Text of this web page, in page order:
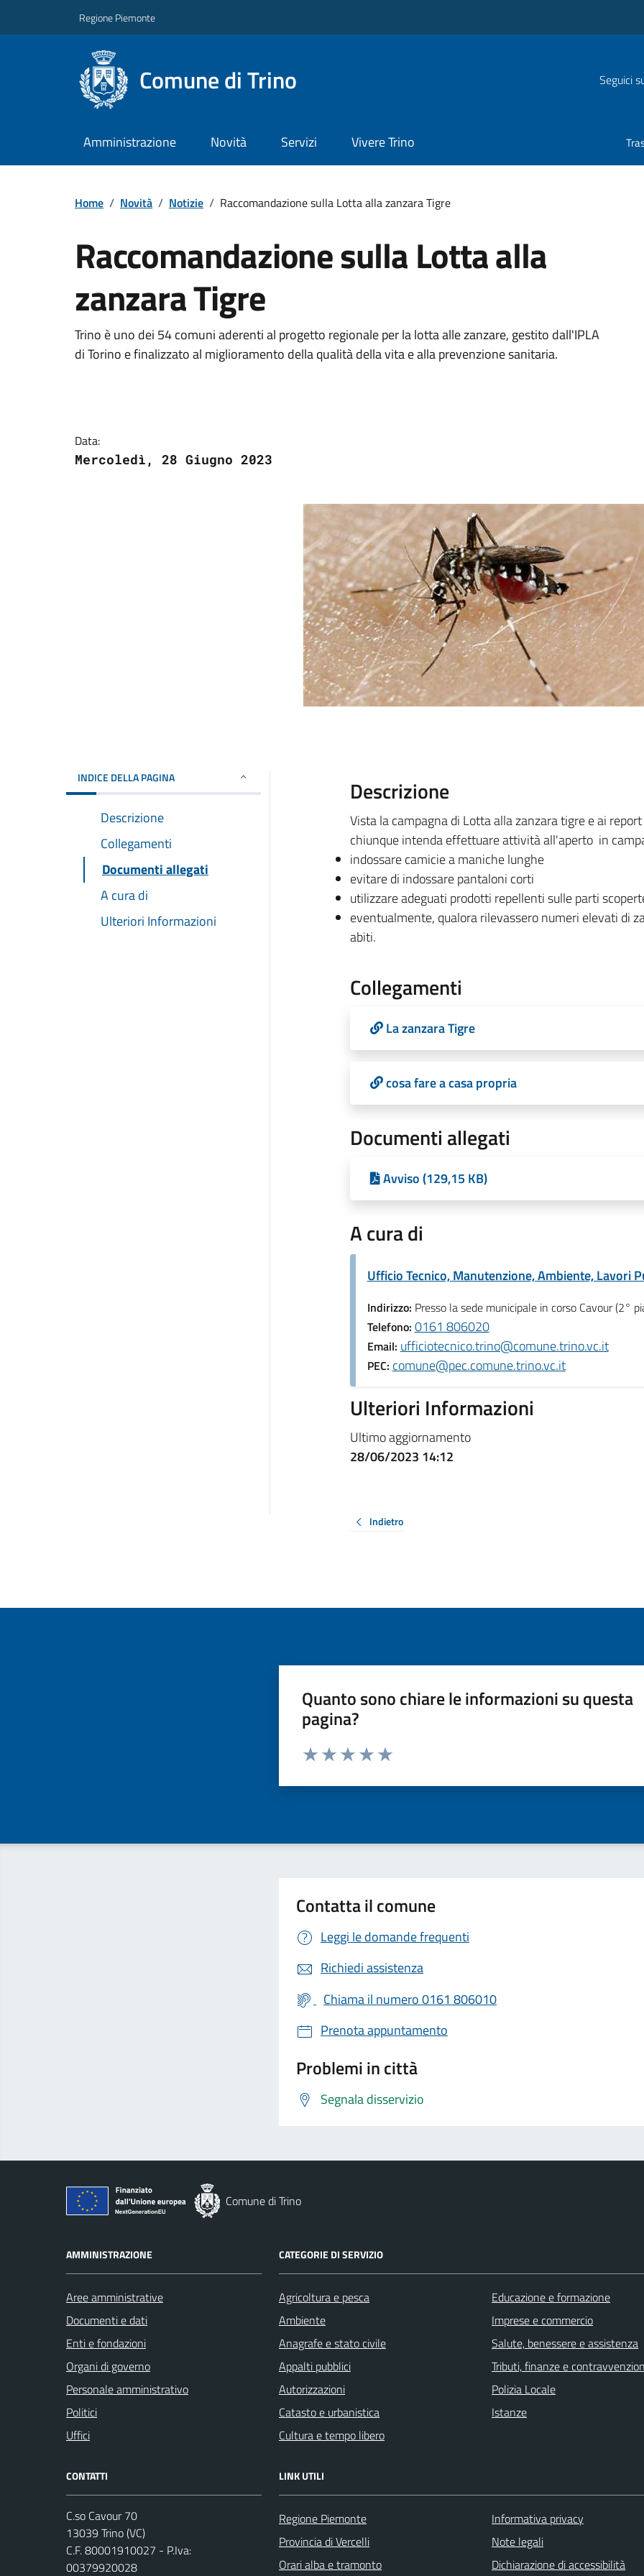
Regione Piemonte
Comune di Trino Seguici
Amministrazione Novità Servizi Vivere Trino
Home / Novità / Notizie / Raccomandazione sulla Lotta alla zanzara Tigre
Raccomandazione sulla Lotta alla
zanzara Tigre
Trino è uno dei 54 comuni aderenti al progetto regionale per la lotta alle zanzare, gestito dall'IPLA
di Torino e finalizzato al miglioramento della qualità della vita e alla prevenzione sanitaria.
Data:
Mercoledì, 28 Giugno 2023
INDICE DELLA PAGINA
Descrizione
Collegamenti
Documenti allegati
A cura di
Ulteriori Informazioni
Descrizione
Vista la campagna di Lotta alla zanzara tigre e ai
chiunque intenda effettuare attività all'aperto in
indossare camicie a maniche lunghe
evitare di indossare pantaloni corti
utilizzare adeguati prodotti repellenti sulle parti
eventualmente, qualora rilevassero numeri elevati di
abiti.
Collegamenti
La zanzara Tigre
cosa fare a casa propria
Documenti allegati
Avviso (129,15 KB)
A cura di
Ufficio Tecnico, Manutenzione, Ambiente, Lavori
Indirizzo: Presso la sede municipale in corso Cavour (2°
Telefono: 0161 806020
Email: ufficiotecnico.trino@comune.trino.vc.it
PEC: comune@pec.comune.trino.vc.it
Ulteriori Informazioni
Ultimo aggiornamento
28/06/2023 14:12
Indietro
Quanto sono chiare le informazioni su questa
pagina?
Valuta da 1 a 5 stelle la pagina
Contatta il comune
Leggi le domande frequenti
Richiedi assistenza
Chiama il numero 0161 806010
Prenota appuntamento
Problemi in città
Segnala disservizio
Comune di Trino
AMMINISTRAZIONE
Aree amministrative
Documenti e dati
Enti e fondazioni
Organi di governo
Personale amministrativo
Politici
Uffici
CATEGORIE DI SERVIZIO
Agricoltura e pesca
Ambiente
Anagrafe e stato civile
Appalti pubblici
Autorizzazioni
Catasto e urbanistica
Cultura e tempo libero
Educazione e formazione
Imprese e commercio
Salute, benessere e assistenza
Tributi, finanze e
Polizia Locale
Istanze
CONTATTI
C.so Cavour 70
13039 Trino (VC)
C.F. 80001910027 - P.Iva:
00379920028
LINK UTILI
Regione Piemonte
Provincia di Vercelli
Orari alba e tramonto
Informativa privacy
Note legali
Dichiarazione di accessibilità